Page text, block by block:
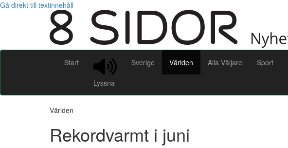
Gå direkt till textinnehåll
Start
Lyssna
Sverige Världen Alla Väljare Sport
Världen
Rekordvarmt i juni